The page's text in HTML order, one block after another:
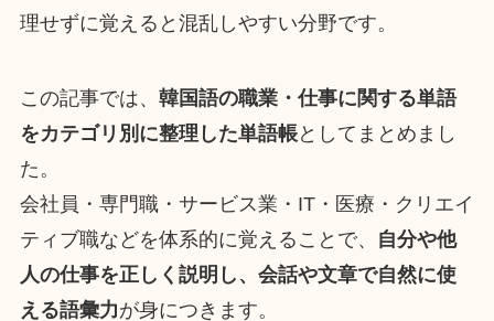
理せずに覚えると混乱しやすい分野です。
この記事では、 韓国語の職業・仕事に関する単語
をカテゴリ別に整理した単語帳としてまとめまし
た。
会社員・専門職・サービス業・IT・医療・クリエイ
ティブ職などを体系的に覚えることで、
自分や他
人の仕事を正しく説明し、会話や文章で自然に使
える語彙力が身につきます。